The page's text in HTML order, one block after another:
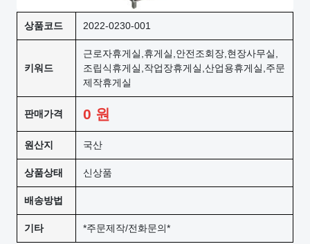
상품코드 2022-0230-001
키워드
근로자휴게실,휴게실,안전조회장,현장사무실,
조립식휴게실,작업장휴게실,산업용휴게실,주문
제작휴게실
판매가격 0 원
원산지 국산
상품상태 신상품
배송방법
기타 *주문제작/전화문의*